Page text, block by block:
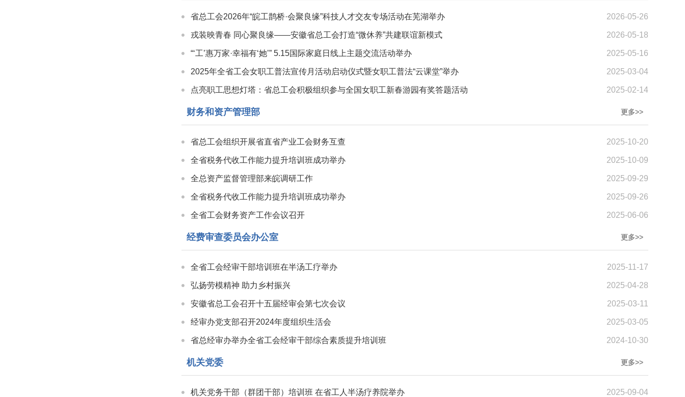
2026-05-26
省总工会2026年“皖工鹊桥·会聚良缘”科技人才交友专场活动在芜湖举办
2026-05-18
戎装映青春 同心聚良缘——安徽省总工会打造“微休养”共建联谊新模式
2025-05-16
“‘工’惠万家·幸福有‘她’” 5.15国际家庭日线上主题交流活动举办
2025-03-04
2025年全省工会女职工普法宣传月活动启动仪式暨女职工普法“云课堂”举办
2025-02-14
点亮职工思想灯塔：省总工会积极组织参与全国女职工新春游园有奖答题活动
更多>>
财务和资产管理部
2025-10-20
省总工会组织开展省直省产业工会财务互查
2025-10-09
全省税务代收工作能力提升培训班成功举办
2025-09-29
全总资产监督管理部来皖调研工作
2025-09-26
全省税务代收工作能力提升培训班成功举办
2025-06-06
全省工会财务资产工作会议召开
更多>>
经费审查委员会办公室
2025-11-17
全省工会经审干部培训班在半汤工疗举办
2025-04-28
弘扬劳模精神 助力乡村振兴
2025-03-11
安徽省总工会召开十五届经审会第七次会议
2025-03-05
经审办党支部召开2024年度组织生活会
2024-10-30
省总经审办举办全省工会经审干部综合素质提升培训班
更多>>
机关党委
2025-09-04
机关党务干部（群团干部）培训班 在省工人半汤疗养院举办